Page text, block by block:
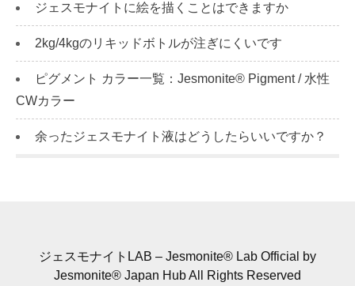
ジェスモナイトに絵を描くことはできますか
2kg/4kgのリキッドボトルが注ぎにくいです
ピグメント カラー一覧：Jesmonite® Pigment / 水性
CWカラー
余ったジェスモナイト液はどうしたらいいですか？
ジェスモナイトLAB – Jesmonite® Lab Official by
Jesmonite® Japan Hub All Rights Reserved